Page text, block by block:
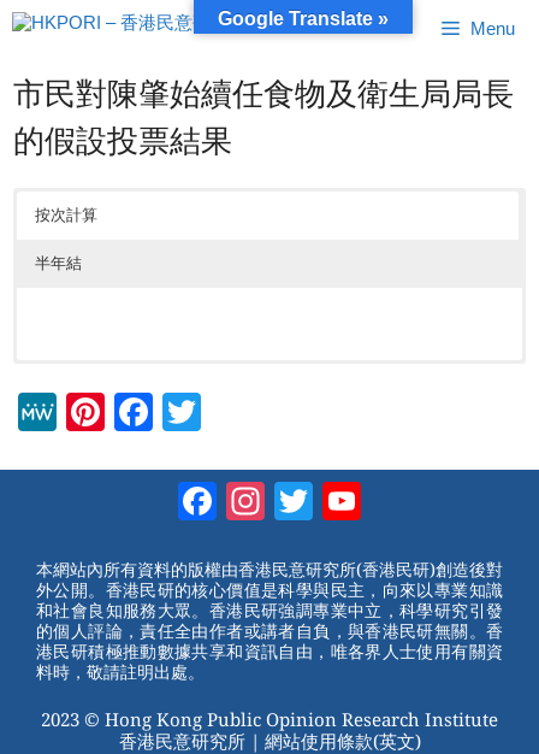
跳
至
容
Menu
市民對陳肇始續任食物及衛生局局長
的假設投票結果
按次計算
半年結
M
Pi
st
F
b
o
o
k
tt
er
Facebook
Instagram
Twitter
本網站內所有資料的版權由香港民意研究所(香港民研)創造後對
外公開。香港民研的核心價值是科學與民主，向來以專業知識
和社會良知服務大眾。香港民研強調專業中立，科學研究引發
的個人評論，責任全由作者或講者自負，與香港民研無關。香
港民研積極推動數據共享和資訊自由，唯各界人士使用有關資
料時，敬請註明出處。
2023 © Hong Kong Public Opinion Research Institute
香港民意研究所 | 網站使用條款(英文)
Google Translate »